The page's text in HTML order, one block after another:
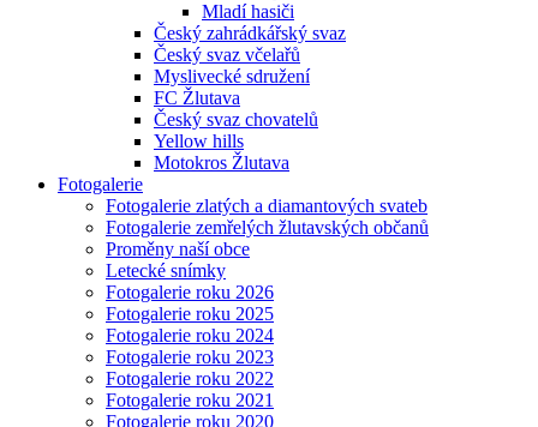
Mladí hasiči
Český zahrádkářský svaz
Český svaz včelařů
Myslivecké sdružení
FC Žlutava
Český svaz chovatelů
Yellow hills
Motokros Žlutava
Fotogalerie
Fotogalerie zlatých a diamantových svateb
Fotogalerie zemřelých žlutavských občanů
Proměny naší obce
Letecké snímky
Fotogalerie roku 2026
Fotogalerie roku 2025
Fotogalerie roku 2024
Fotogalerie roku 2023
Fotogalerie roku 2022
Fotogalerie roku 2021
Fotogalerie roku 2020